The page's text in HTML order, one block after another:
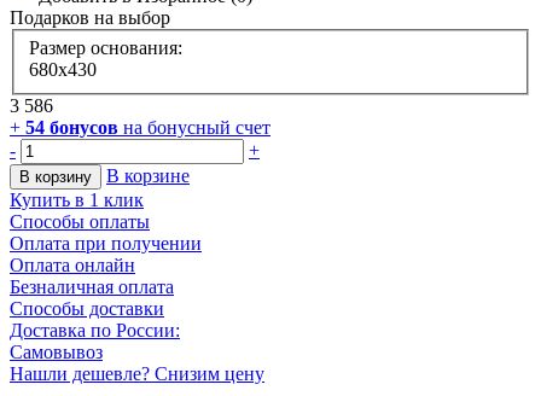
Подарков на выбор
Размер основания:
680х430
3 586
+ 54 бонусов на бонусный счет
-
+
В корзину
В корзине
Купить в 1 клик
Способы оплаты
Оплата при получении
Оплата онлайн
Безналичная оплата
Способы доставки
Доставка по России:
Самовывоз
Нашли дешевле? Снизим цену